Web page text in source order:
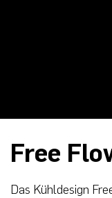
Free
Das Kühldesign